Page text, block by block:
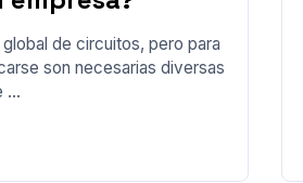
global de circuitos, pero para
son necesarias diversas
...